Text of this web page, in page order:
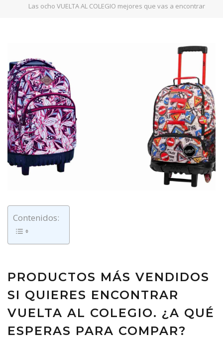
Las ocho VUELTA AL COLEGIO mejores que vas a encontrar
Contenidos:
PRODUCTOS MÁS VENDIDOS
SI QUIERES ENCONTRAR
VUELTA AL COLEGIO. ¿A QUÉ
ESPERAS PARA COMPAR?